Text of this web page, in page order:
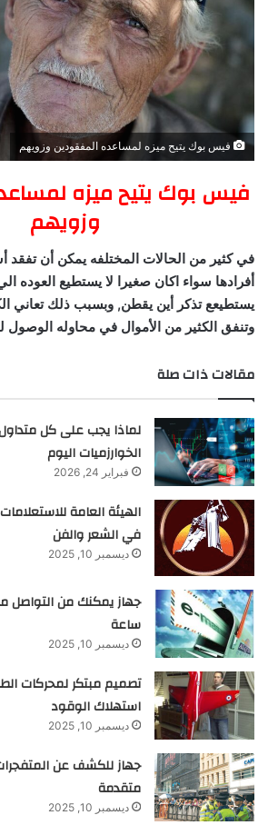
فيس بوك يتيح ميزه لمساعده المفقودين وزويهم
فيس بوك يتيح ميزه
وزويهم
في كثير من الحالات المختلفه يمكن أن تفقد
أفرادها سواء اكان صغيرا لا يستطيع العوده
يستطيعع تذكر أين يقطن, وبسبب ذلك تعاني
وتنفق الكثير من الأموال في محاوله الوصول
مقالات ذات صلة
لماذا يجب على كل متداول
الخوارزميات اليوم
فبراير 24, 2026
الهيئة العامة
في الشعر والفن
ديسمبر 10, 2025
ساعة
ديسمبر 10, 2025
استهلاك الوقود
ديسمبر 10, 2025
جهاز للكشف عن
متقدمة
ديسمبر 10, 2025